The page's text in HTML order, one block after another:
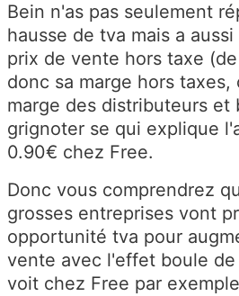
Bein n'as pas seulement
hausse de tva mais a
prix de vente hors taxe
donc sa marge hors taxes,
marge des distributeurs et
grignoter se qui explique
0.90€ chez Free.
Donc vous comprendrez
grosses entreprises vont
opportunité tva pour
vente avec l'effet boule
voit chez Free par